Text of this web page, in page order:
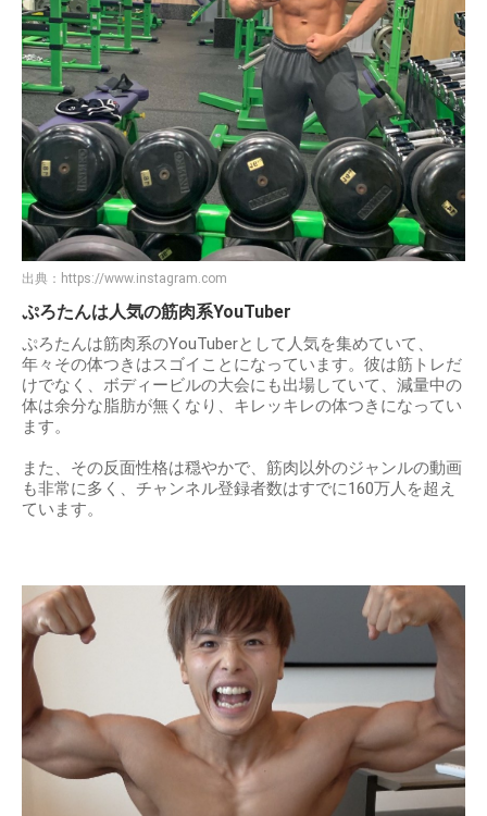
出典： https://www.instagram.com
ぷろたんは人気の筋肉系YouTuber
ぷろたんは筋肉系のYouTuberとして人気を集めていて、
年々その体つきはスゴイことになっています。彼は筋トレだ
けでなく、ボディービルの大会にも出場していて、減量中の
体は余分な脂肪が無くなり、キレッキレの体つきになってい
ます。
また、その反面性格は穏やかで、筋肉以外のジャンルの動画
も非常に多く、チャンネル登録者数はすでに160万人を超え
ています。